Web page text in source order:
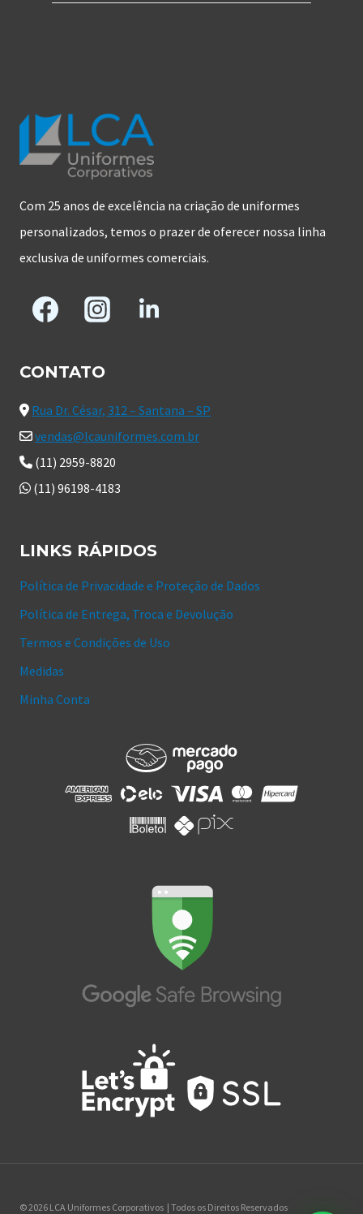
Com 25 anos de excelência na criação de uniformes
personalizados, temos o prazer de oferecer nossa linha
exclusiva de uniformes comerciais.
CONTATO
Rua Dr. César, 312 – Santana – SP
vendas@lcauniformes.com.br
(11) 2959-8820
(11) 96198-4183
LINKS RÁPIDOS
Política de Privacidade e Proteção de Dados
Política de Entrega, Troca e Devolução
Termos e Condições de Uso
Medidas
Minha Conta
© 2026 LCA Uniformes Corporativos | Todos os Direitos Reservados